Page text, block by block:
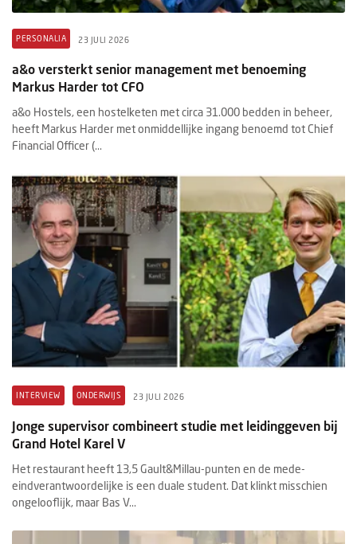
PERSONALIA 23 JULI 2026
a&o versterkt senior management met benoeming
Markus Harder tot CFO
a&o Hostels, een hostelketen met circa 31.000 bedden in beheer,
heeft Markus Harder met onmiddellijke ingang benoemd tot Chief
Financial Officer (...
INTERVIEW ONDERWIJS 23 JULI 2026
Jonge supervisor combineert studie met leidinggeven bij
Grand Hotel Karel V
Het restaurant heeft 13,5 Gault&Millau-punten en de mede-
eindverantwoordelijke is een duale student. Dat klinkt misschien
ongelooflijk, maar Bas V...